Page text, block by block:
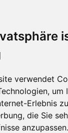
verwendet
um
Erlebnis
die Sie